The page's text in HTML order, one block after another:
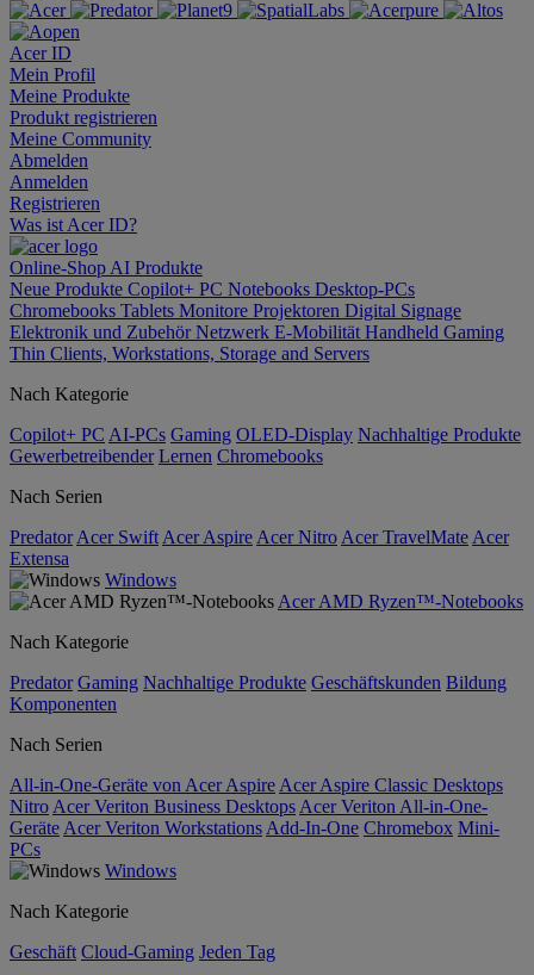
Acer ID
Mein Profil
Meine Produkte
Produkt registrieren
Meine Community
Abmelden
Anmelden
Registrieren
Was ist Acer ID?
Online-Shop AI Produkte
Neue Produkte Copilot+ PC Notebooks Desktop-PCs
Chromebooks Tablets Monitore Projektoren Digital Signage
Elektronik und ZubehörNetzwerk E-Mobilität Handheld Gaming
Thin Clients, Workstations, Storage and Servers
Nach Kategorie
Copilot+ PC AI-PCs Gaming OLED-Display Nachhaltige Produkte
Gewerbetreibender Lernen Chromebooks
Nach Serien
Predator Acer Swift Acer Aspire Acer Nitro Acer TravelMate Acer
Extensa
Windows
Acer AMD Ryzen™-Notebooks
Nach Kategorie
Predator Gaming Nachhaltige Produkte Geschäftskunden Bildung
Komponenten
Nach Serien
All-in-One-Geräte von Acer Aspire Acer Aspire Classic Desktops
Nitro Acer Veriton Business Desktops Acer Veriton All-in-One-
Geräte Acer Veriton Workstations Add-In-One Chromebox Mini-
PCs
Windows
Nach Kategorie
Geschäft Cloud-Gaming Jeden Tag